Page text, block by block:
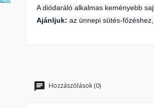
A diódaráló alkalmas keményebb
Ajánljuk: az ünnepi sütés-
Hozzászólások (0)